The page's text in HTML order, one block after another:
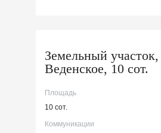
Земельный участок,
Веденское, 10 сот.
Площадь
10 сот.
Коммуникации